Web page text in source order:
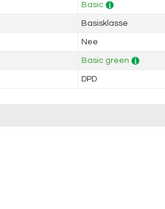
Basic
Basisklasse
Nee
Basic green
DPD